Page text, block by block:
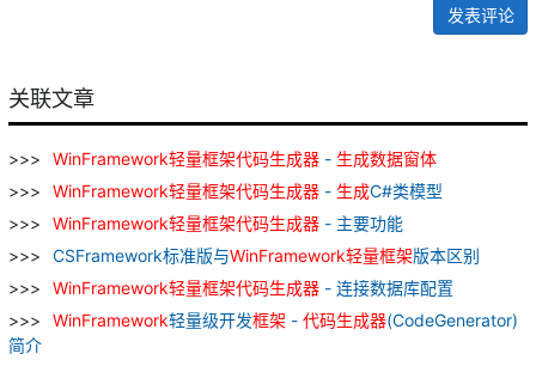
发表评论
关联文章
WinFramework轻量框架代码生成器 - 生成数据窗体
WinFramework轻量框架代码生成器 - 生成C#类模型
WinFramework轻量框架代码生成器 - 主要功能
CSFramework标准版与WinFramework轻量框架版本区别
WinFramework轻量框架代码生成器 - 连接数据库配置
WinFramework轻量级开发框架 - 代码生成器(CodeGenerator)
简介